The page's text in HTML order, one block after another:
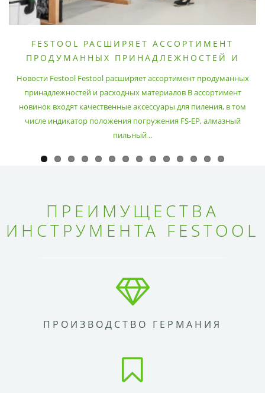
FESTOOL РАСШИРЯЕТ АССОРТИМЕНТ
ПРОДУМАННЫХ ПРИНАДЛЕЖНОСТЕЙ И
Новости Festool Festool расширяет ассортимент продуманных
принадлежностей и расходных материалов В ассортимент
новинок входят качественные аксессуары для пиления, в том
числе индикатор положения погружения FS-EP, алмазный
пильный ..
ПРЕИМУЩЕСТВА
ИНСТРУМЕНТА FESTOOL
ПРОИЗВОДСТВО ГЕРМАНИЯ